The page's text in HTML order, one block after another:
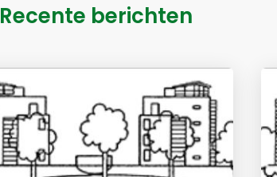
Recente berichten